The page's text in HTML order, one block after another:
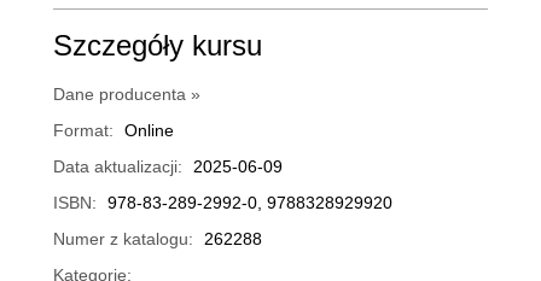
pierwszego skoku (First Hop
Redundancy Protocols)? [69]
5.3. Jak działa DHCP Relay?
[70]
5.4. Jak działa PoE (Power
over Ethernet)? [71]
Szczegóły kursu
Dane producenta »
Format:
Online
Data aktualizacji:
2025-06-09
ISBN:
978-83-289-2992-0, 9788328929920
Numer z katalogu:
262288
Kategorie: